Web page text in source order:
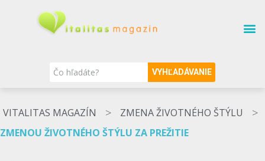
VYHĽADÁVANIE
VITALITAS MAGAZÍN > ZMENA ŽIVOTNÉHO ŠTÝLU >
ZMENOU ŽIVOTNÉHO ŠTÝLU ZA PREŽITIE